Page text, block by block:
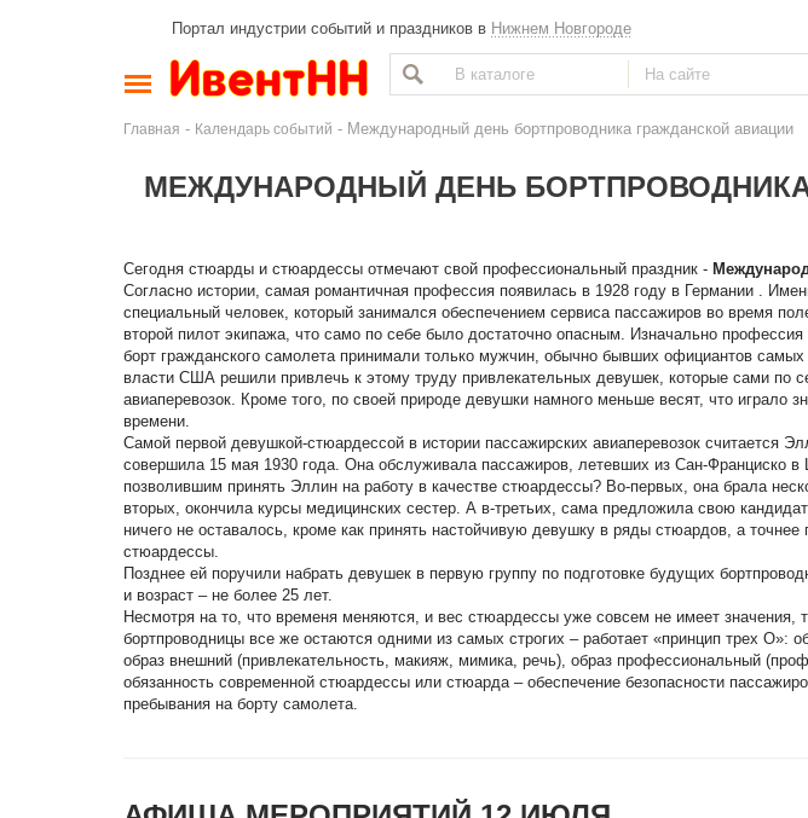
Портал индустрии событий и праздников в Нижнем Новгороде
Главная - Календарь событий - Международный день бортпроводника гражданской авиации
МЕЖДУНАРОДНЫЙ ДЕНЬ
Сегодня стюарды и стюардессы отмечают свой профессиональный праздник -
Согласно истории, самая романтичная профессия появилась в 1928 году в Германии .
специальный человек, который занимался обеспечением сервиса пассажиров во время
второй пилот экипажа, что само по себе было достаточно опасным. Изначально
борт гражданского самолета принимали только мужчин, обычно бывших официантов
власти США решили привлечь к этому труду привлекательных девушек, которые сами по
авиаперевозок. Кроме того, по своей природе девушки намного меньше весят, что играло
времени.
Самой первой девушкой-стюардессой в истории пассажирских авиаперевозок считается
совершила 15 мая 1930 года. Она обслуживала пассажиров, летевших из Сан-Франциско в
позволившим принять Эллин на работу в качестве стюардессы? Во-первых, она брала
вторых, окончила курсы медицинских сестер. А в-третьих, сама предложила свою
ничего не оставалось, кроме как принять настойчивую девушку в ряды стюардов, а
стюардессы.
Позднее ей поручили набрать девушек в первую группу по подготовке будущих
и возраст – не более 25 лет.
Несмотря на то, что временя меняются, и вес стюардессы уже совсем не имеет значения,
бортпроводницы все же остаются одними из самых строгих – работает «принцип трех О»:
образ внешний (привлекательность, макияж, мимика, речь), образ профессиональный
обязанность современной стюардессы или стюарда – обеспечение безопасности
пребывания на борту самолета.